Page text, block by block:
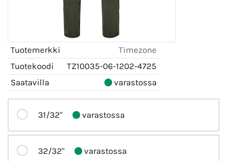
Tuotemerkki
Timezone
Tuotekoodi
TZ10035-06-1202-4725
Saatavilla
varastossa
31/32" varastossa
32/32" varastossa